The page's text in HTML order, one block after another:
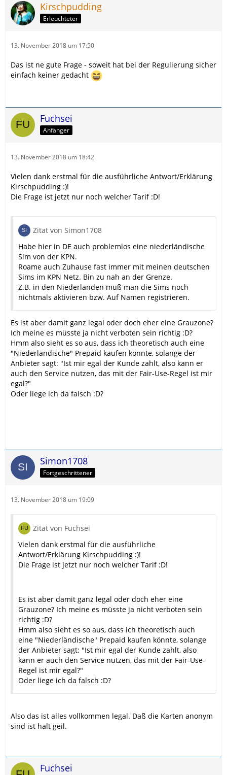
Kirschpudding
Erleuchteter
13. November 2018 um 17:50
Das ist ne gute Frage - soweit hat bei der Regulierung sicher
einfach keiner gedacht
Fuchsei
Anfänger
13. November 2018 um 18:42
Vielen dank erstmal für die ausführliche Antwort/Erklärung
Kirschpudding :)!
Die Frage ist jetzt nur noch welcher Tarif :D!
Zitat von Simon1708
Habe hier in DE auch problemlos eine niederländische
Sim von der KPN.
Roame auch Zuhause fast immer mit meinen deutschen
Sims im KPN Netz. Bin zu nah an der Grenze.
Z.B. in den Niederlanden muß man die Sims noch
nichtmals aktivieren bzw. Auf Namen registrieren.
Es ist aber damit ganz legal oder doch eher eine Grauzone?
Ich meine es müsste ja nicht verboten sein richtig :D?
Hmm also sieht es so aus, dass ich theoretisch auch eine
"Niederländische" Prepaid kaufen könnte, solange der
Anbieter sagt: "Ist mir egal der Kunde zahlt, also kann er
auch den Service nutzen, das mit der Fair-Use-Regel ist mir
egal?"
Oder liege ich da falsch :D?
Simon1708
Fortgeschrittener
13. November 2018 um 19:09
Zitat von Fuchsei
Vielen dank erstmal für die ausführliche
Antwort/Erklärung Kirschpudding :)!
Die Frage ist jetzt nur noch welcher Tarif :D!
Es ist aber damit ganz legal oder doch eher eine
Grauzone? Ich meine es müsste ja nicht verboten sein
richtig :D?
Hmm also sieht es so aus, dass ich theoretisch auch
eine "Niederländische" Prepaid kaufen könnte, solange
der Anbieter sagt: "Ist mir egal der Kunde zahlt, also
kann er auch den Service nutzen, das mit der Fair-Use-
Regel ist mir egal?"
Oder liege ich da falsch :D?
Also das ist alles vollkommen legal. Daß die Karten anonym
sind ist halt geil.
Fuchsei